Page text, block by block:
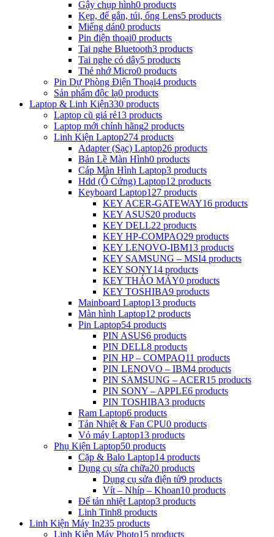
Gậy chụp hình0 products
Kẹp, đế gắn, túi, ống Lens5 products
Miếng dán0 products
Pin điện thoại0 products
Tai nghe Bluetooth3 products
Tai nghe có dây5 products
Thẻ nhớ Micro0 products
Pin Dự Phòng Điện Thoại4 products
Sản phẩm độc lạ0 products
Laptop & Linh Kiện330 products
Laptop cũ giá rẻ13 products
Laptop mới chính hãng2 products
Linh Kiện Laptop274 products
Adapter (Sạc) Laptop26 products
Bản Lề Màn Hình0 products
Cáp Màn Hình Laptop3 products
Hdd (Ổ Cứng) Laptop12 products
Keyboard Laptop127 products
KEY ACER-GATEWAY16 products
KEY ASUS20 products
KEY DELL22 products
KEY HP-COMPAQ29 products
KEY LENOVO-IBM13 products
KEY SAMSUNG – MSI4 products
KEY SONY14 products
KEY THÁO MÁY0 products
KEY TOSHIBA9 products
Mainboard Laptop13 products
Màn hình Laptop12 products
Pin Laptop54 products
PIN ASUS6 products
PIN DELL8 products
PIN HP – COMPAQ11 products
PIN LENOVO – IBM4 products
PIN SAMSUNG – ACER15 products
PIN SONY – APPLE6 products
PIN TOSHIBA3 products
Ram Laptop6 products
Tản Nhiệt & Fan CPU0 products
Vỏ máy Laptop13 products
Phụ Kiện Laptop50 products
Cặp & Balo Laptop14 products
Dụng cụ sửa chữa20 products
Dụng cụ sửa điện tử9 products
Vít – Nhíp – Khoan10 products
Đế tản nhiệt Laptop3 products
Linh Tinh8 products
Linh Kiện Máy In235 products
Linh Kiện Máy Photo15 products